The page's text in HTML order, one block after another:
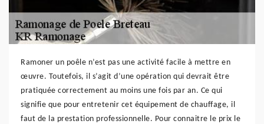
Ramoner un poêle n’est pas une activité facile à mettre en
œuvre. Toutefois, il s’agit d’une opération qui devrait être
pratiquée correctement au moins une fois par an. Ce qui
signifie que pour entretenir cet équipement de chauffage, il
faut de la prestation professionnelle. Pour connaitre le prix le